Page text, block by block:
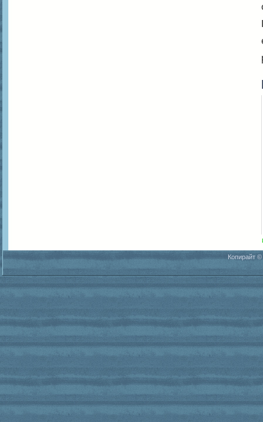
Копирайт